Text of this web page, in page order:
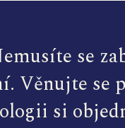
se
Věnujte se
si